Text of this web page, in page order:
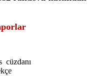
cüzdanı